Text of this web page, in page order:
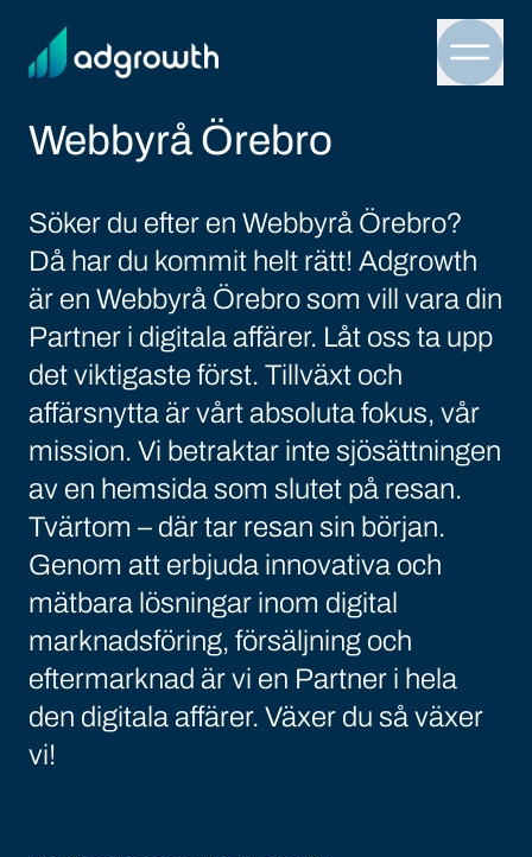
Webbyrå Örebro
Söker du efter en Webbyrå Örebro?
Då har du kommit helt rätt! Adgrowth
är en Webbyrå Örebro som vill vara din
Partner i digitala affärer. Låt oss ta upp
det viktigaste först. Tillväxt och
affärsnytta är vårt absoluta fokus, vår
mission. Vi betraktar inte sjösättningen
av en hemsida som slutet på resan.
Tvärtom – där tar resan sin början.
Genom att erbjuda innovativa och
mätbara lösningar inom digital
marknadsföring, försäljning och
eftermarknad är vi en Partner i hela
den digitala affärer. Växer du så växer
vi!